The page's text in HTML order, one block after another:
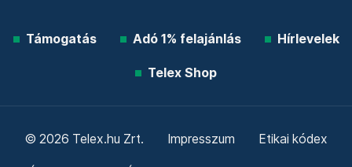
Támogatás Adó 1% felajánlás Hírlevelek
Telex Shop
© 2026 Telex.hu Zrt. Impresszum Etikai kódex